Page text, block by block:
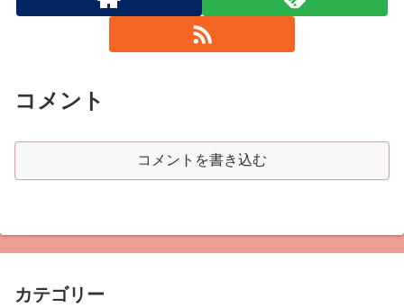
コメント
コメントを書き込む
カテゴリー